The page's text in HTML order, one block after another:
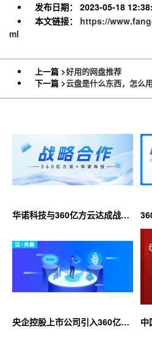
发布日期：
2023-05-18
本文链接：
https://
ml
上一篇 >好用的网盘推荐
下一篇 >云盘是什么东西，怎么用
华诺科技与360亿方云达成战略
大
央企控股上市公司引入360亿方
中